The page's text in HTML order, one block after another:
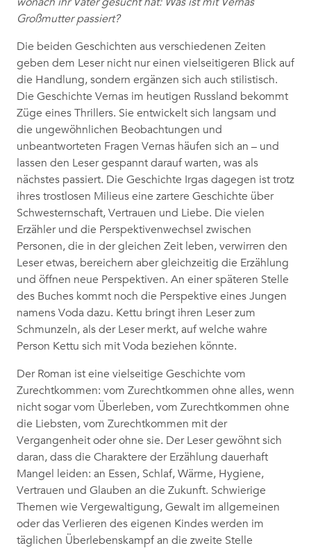
Großmutter passiert?
Die beiden Geschichten aus verschiedenen Zeiten
geben dem Leser nicht nur einen vielseitigeren Blick auf
die Handlung, sondern ergänzen sich auch stilistisch.
Die Geschichte Vernas im heutigen Russland bekommt
Züge eines Thrillers. Sie entwickelt sich langsam und
die ungewöhnlichen Beobachtungen und
unbeantworteten Fragen Vernas häufen sich an – und
lassen den Leser gespannt darauf warten, was als
nächstes passiert. Die Geschichte Irgas dagegen ist trotz
ihres trostlosen Milieus eine zartere Geschichte über
Schwesternschaft, Vertrauen und Liebe. Die vielen
Erzähler und die Perspektivenwechsel zwischen
Personen, die in der gleichen Zeit leben, verwirren den
Leser etwas, bereichern aber gleichzeitig die Erzählung
und öffnen neue Perspektiven. An einer späteren Stelle
des Buches kommt noch die Perspektive eines Jungen
namens Voda dazu. Kettu bringt ihren Leser zum
Schmunzeln, als der Leser merkt, auf welche wahre
Person Kettu sich mit Voda beziehen könnte.
Der Roman ist eine vielseitige Geschichte vom
Zurechtkommen: vom Zurechtkommen ohne alles, wenn
nicht sogar vom Überleben, vom Zurechtkommen ohne
die Liebsten, vom Zurechtkommen mit der
Vergangenheit oder ohne sie. Der Leser gewöhnt sich
daran, dass die Charaktere der Erzählung dauerhaft
Mangel leiden: an Essen, Schlaf, Wärme, Hygiene,
Vertrauen und Glauben an die Zukunft. Schwierige
Themen wie Vergewaltigung, Gewalt im allgemeinen
oder das Verlieren des eigenen Kindes werden im
täglichen Überlebenskampf an die zweite Stelle